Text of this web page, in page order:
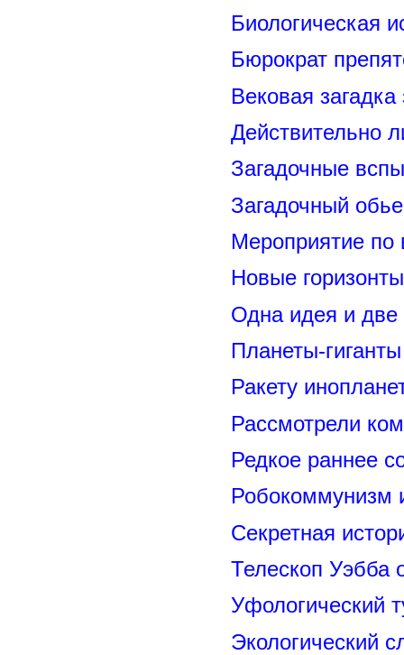
Биологическая
Бюрократ
Вековая
Действительно
Загадочные
Загадочный
Мероприятие
Новые
Одна идея и две
Планеты-
Ракету
Рассмотрели
Редкое раннее
Секретная
Телескоп Уэбба
Уфологический
Экологический